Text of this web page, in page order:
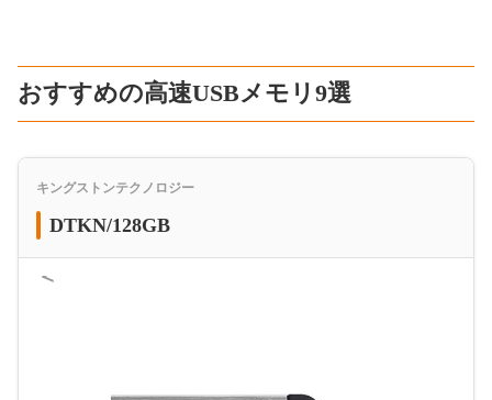
おすすめの高速USBメモリ9選
キングストンテクノロジー
DTKN/128GB
＜